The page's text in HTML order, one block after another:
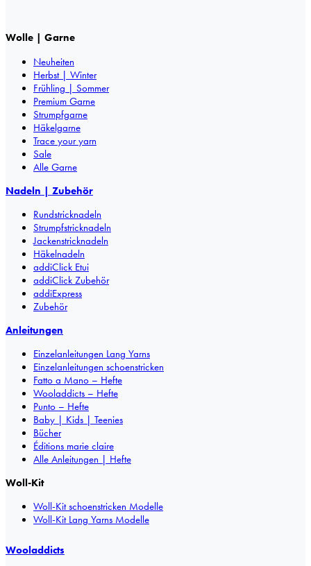
Wolle | Garne
Neuheiten
Herbst | Winter
Frühling | Sommer
Premium Garne
Strumpfgarne
Häkelgarne
Trace your yarn
Sale
Alle Garne
Nadeln | Zubehör
Rundstricknadeln
Strumpfstricknadeln
Jackenstricknadeln
Häkelnadeln
addiClick Etui
addiClick Zubehör
addiExpress
Zubehör
Anleitungen
Einzelanleitungen Lang Yarns
Einzelanleitungen schoenstricken
Fatto a Mano – Hefte
Wooladdicts – Hefte
Punto – Hefte
Baby | Kids | Teenies
Bücher
Éditions marie claire
Alle Anleitungen | Hefte
Woll-Kit
Woll-Kit schoenstricken Modelle
Woll-Kit Lang Yarns Modelle
Wooladdicts